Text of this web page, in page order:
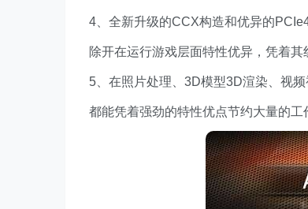
4、全新升级的CCX构造和优异的
除开在运行游戏层面特性优异，凭着
5、在照片处理、3D模型3D渲染、视
都能凭着强劲的特性优点节约大量的工